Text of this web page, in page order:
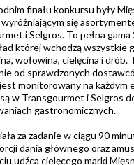
finału konkursu były
wyróżniającym się
i Selgros. To pełna gama
której wchodzą wszystkie
wołowina, cielęcina i drób.
od sprawdzonych
monitorowany na każdym
w Transgourmet i Selgros
gastronomicznych.
za zadanie w ciągu 90
dania głównego oraz
udźca cielęcego marki